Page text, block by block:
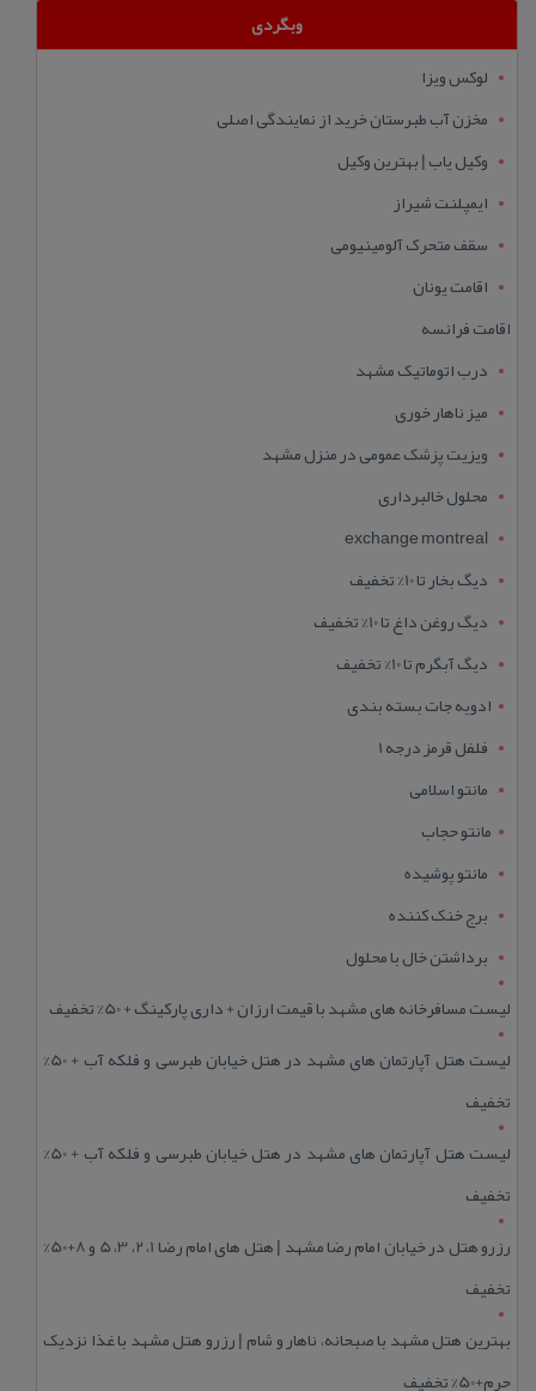
وبگردی
لوکس ویزا
مخزن آب طبرستان خرید از نمایندگی اصلی
وکیل یاب | بهترین وکیل
ایمپلنت شیراز
سقف متحرک آلومینیومی
اقامت یونان
اقامت فرانسه
درب اتوماتیک مشهد
میز ناهار خوری
ویزیت پزشک عمومی در منزل مشهد
محلول خالبرداری
exchange montreal
دیگ بخار تا 10% تخفیف
دیگ روغن داغ تا 10% تخفیف
دیگ آبگرم تا 10% تخفیف
ادویه جات بسته بندی
فلفل قرمز درجه 1
مانتو اسلامی
مانتو حجاب
مانتو پوشیده
برج خنک کننده
برداشتن خال با محلول
لیست مسافرخانه های مشهد با قیمت ارزان + داری پارکینگ + 50% تخفیف
لیست هتل آپارتمان های مشهد در هتل خیابان طبرسی و فلکه آب + 50%
تخفیف
لیست هتل آپارتمان های مشهد در هتل خیابان طبرسی و فلکه آب + 50%
تخفیف
رزرو هتل در خیابان امام رضا مشهد | هتل‌ های امام رضا 1، 2، 3، 5 و 8+50%
تخفیف
بهترین هتل مشهد با صبحانه، ناهار و شام | رزرو هتل مشهد با غذا نزدیک
حرم+50% تخفیف